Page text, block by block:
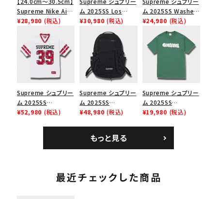
Supreme Nike Air
Force 1 Low シュプ
ース１スニーカー シ
ューズ ホワイト
¥28,980 (税込)
ム 2025SS Los
Angeles Fire Relief
Box Logo Tee ファ
イヤーリリーフボック
スロゴTシャツ ホワ
イト 白
¥30,980 (税込)
ム 2025SS Washed
Chino Twill Camp
Cap ウォッシュチノツ
イルキャンプキャップ
ブラック 黒
¥24,980 (税込)
Supreme シュプリー
ム 2025SS
Bandana Football
¥52,980 (税込)
Supreme シュプリー
ム 2025SS
Backpack バックパッ
¥48,980 (税込)
Supreme シュプリー
ム 2025SS
Homerun Tee ホー
¥19,980 (税込)
もっと見る
最近チェックした商品